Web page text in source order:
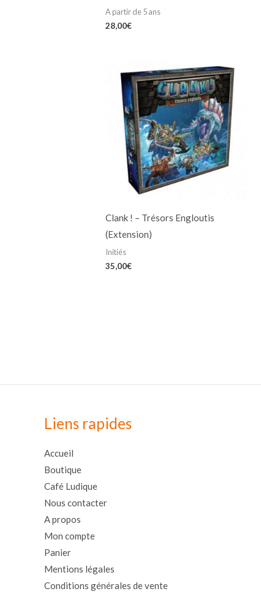
A partir de 5 ans
28,00€
Clank ! – Trésors Engloutis
(Extension)
Initiés
35,00€
Liens rapides
Accueil
Boutique
Café Ludique
Nous contacter
A propos
Mon compte
Panier
Mentions légales
Conditions générales de vente